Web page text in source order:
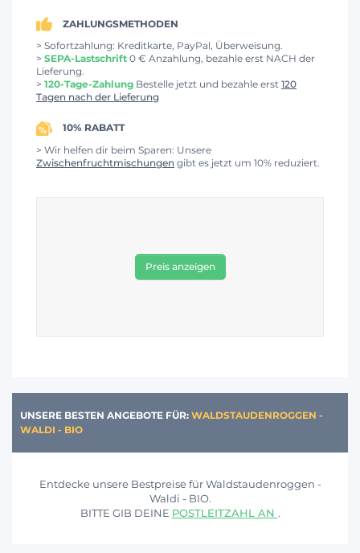
ZAHLUNGSMETHODEN
> Sofortzahlung: Kreditkarte, PayPal, Überweisung.
> SEPA-Lastschrift 0 € Anzahlung, bezahle erst NACH der
Lieferung.
> 120-Tage-Zahlung Bestelle jetzt und bezahle erst 120
Tagen nach der Lieferung
10% RABATT
> Wir helfen dir beim Sparen: Unsere
Zwischenfruchtmischungen gibt es jetzt um 10% reduziert.
Preis anzeigen
UNSERE BESTEN ANGEBOTE FÜR: WALDSTAUDENROGGEN -
WALDI - BIO
Entdecke unsere Bestpreise für Waldstaudenroggen -
Waldi - BIO.
BITTE GIB DEINE POSTLEITZAHL AN .